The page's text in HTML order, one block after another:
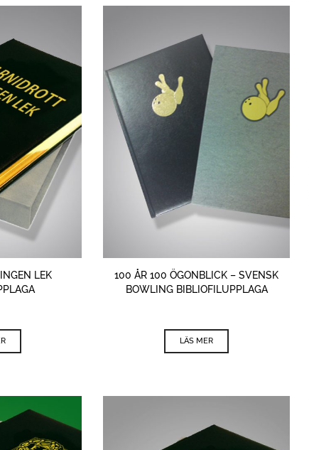
LEK
100 ÅR 100 ÖGONBLICK – SVENSK
BOWLING BIBLIOFILUPPLAGA
LÄS MER